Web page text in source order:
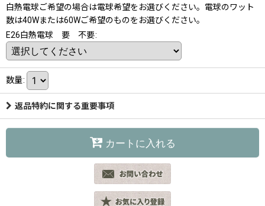
白熱電球ご希望の場合は電球希望をお選びください。電球のワット
数は40Wまたは60Wご希望のものをお選びください。
E26白熱電球 要 不要:
数量:
返品特約に関する重要事項
カートに入れる